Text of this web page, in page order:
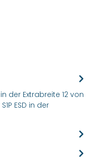
der Extrabreite 12 von
ESD in der